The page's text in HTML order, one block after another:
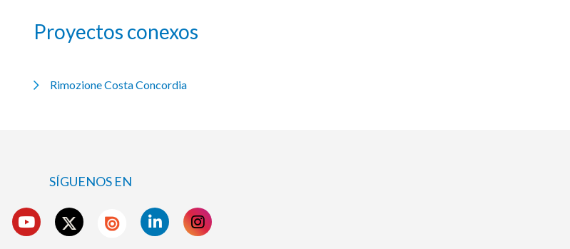
Proyectos conexos
Rimozione Costa Concordia
SÍGUENOS EN